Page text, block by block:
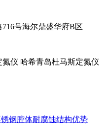
号海尔鼎盛华府B区
仪 哈希青岛杜马斯定氮仪
钢腔体耐腐蚀结构优势